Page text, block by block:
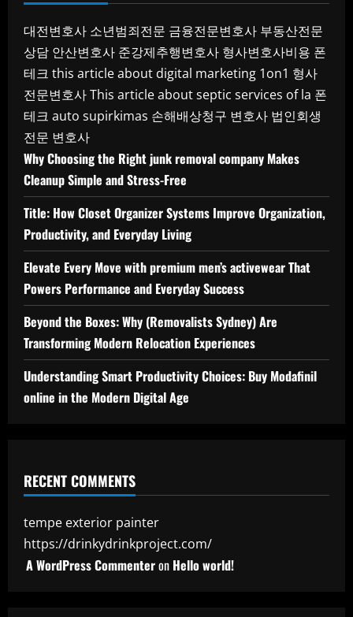
대전변호사 소년범죄전문 금융전문변호사 부동산전문
상담 안산변호사 준강제추행변호사 형사변호사비용 폰
테크 this article about digital marketing 1on1 형사
전문변호사This article about septic services of la 폰
테크 auto supirkimas 손해배상청구 변호사 법인회생
전문 변호사
Why Choosing the Right junk removal company Makes
Cleanup Simple and Stress-Free
Title: How Closet Organizer Systems Improve Organization,
Productivity, and Everyday Living
Elevate Every Move with premium men’s activewear That
Powers Performance and Everyday Success
Beyond the Boxes: Why (Removalists Sydney) Are
Transforming Modern Relocation Experiences
Understanding Smart Productivity Choices: Buy Modafinil
online in the Modern Digital Age
RECENT COMMENTS
tempe exterior painter
https://drinkydrinkproject.com/
A WordPress Commenteron Hello world!